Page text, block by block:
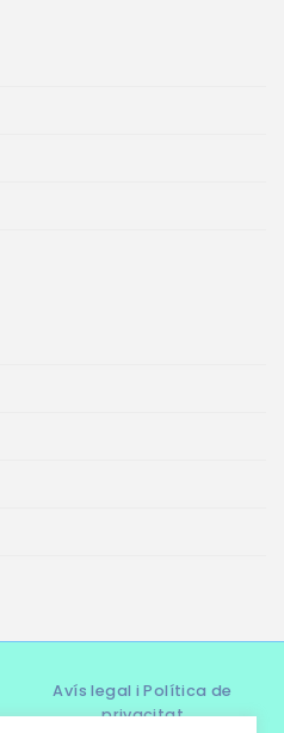
Avís legal i Política de
privacitat